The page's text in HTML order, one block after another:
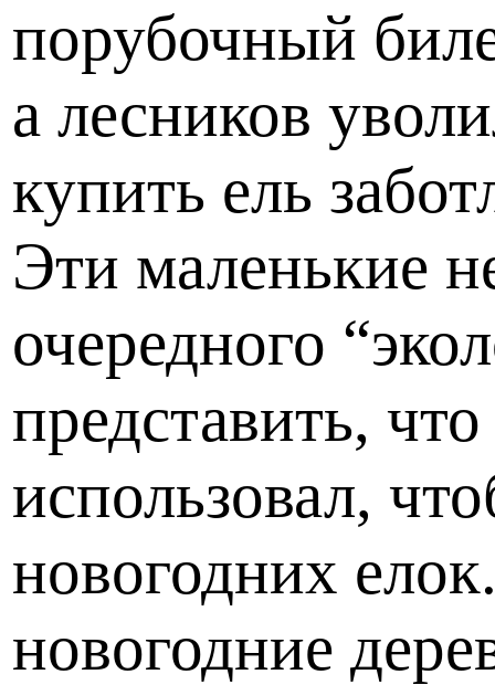
порубочный
а лесников
купить ель
Эти маленькие
очередного
представить,
использовал,
новогодних
новогодние